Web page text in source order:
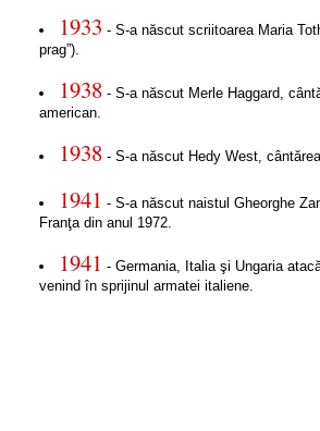
1933 - S-a născut scriitoarea Maria
prag”).
1938 - S-a născut Merle Haggard,
american.
1938 - S-a născut Hedy West,
1941 - S-a născut naistul Gheorghe
Franţa din anul 1972.
1941 - Germania, Italia şi Ungaria
venind în sprijinul armatei italiene.